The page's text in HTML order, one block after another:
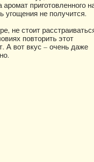
приготовленного
угощения не получится.
не стоит
повторить этот
А вот вкус – очень даже